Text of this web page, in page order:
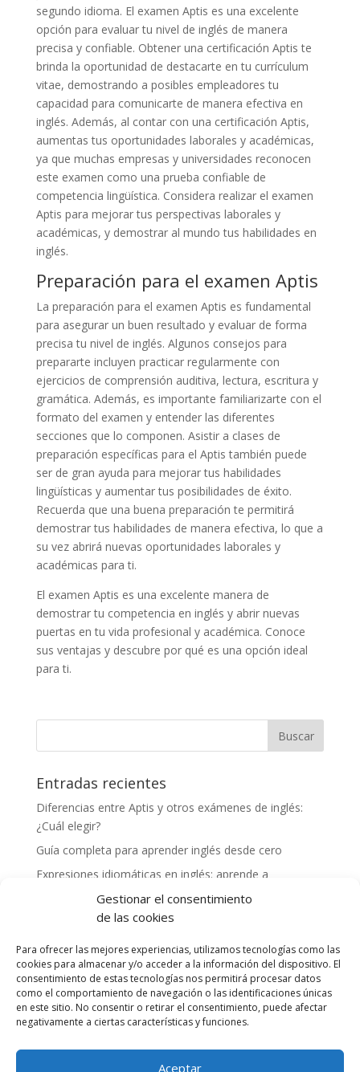
Gestionar el consentimiento
de las cookies
Para ofrecer las mejores experiencias, utilizamos tecnologías como las
cookies para almacenar y/o acceder a la información del dispositivo. El
consentimiento de estas tecnologías nos permitirá procesar datos
como el comportamiento de navegación o las identificaciones únicas
en este sitio. No consentir o retirar el consentimiento, puede afectar
negativamente a ciertas características y funciones.
Aceptar
segundo idioma. El examen Aptis es una excelente
opción para evaluar tu nivel de inglés de manera
precisa y confiable. Obtener una certificación Aptis te
brinda la oportunidad de destacarte en tu currículum
vitae, demostrando a posibles empleadores tu
capacidad para comunicarte de manera efectiva en
inglés. Además, al contar con una certificación Aptis,
aumentas tus oportunidades laborales y académicas,
ya que muchas empresas y universidades reconocen
este examen como una prueba confiable de
competencia lingüística. Considera realizar el examen
Aptis para mejorar tus perspectivas laborales y
académicas, y demostrar al mundo tus habilidades en
inglés.
Preparación para el examen Aptis
La preparación para el examen Aptis es fundamental
para asegurar un buen resultado y evaluar de forma
precisa tu nivel de inglés. Algunos consejos para
prepararte incluyen practicar regularmente con
ejercicios de comprensión auditiva, lectura, escritura y
gramática. Además, es importante familiarizarte con el
formato del examen y entender las diferentes
secciones que lo componen. Asistir a clases de
preparación específicas para el Aptis también puede
ser de gran ayuda para mejorar tus habilidades
lingüísticas y aumentar tus posibilidades de éxito.
Recuerda que una buena preparación te permitirá
demostrar tus habilidades de manera efectiva, lo que a
su vez abrirá nuevas oportunidades laborales y
académicas para ti.
El examen Aptis es una excelente manera de
demostrar tu competencia en inglés y abrir nuevas
puertas en tu vida profesional y académica. Conoce
sus ventajas y descubre por qué es una opción ideal
para ti.
Entradas recientes
Diferencias entre Aptis y otros exámenes de inglés:
¿Cuál elegir?
Guía completa para aprender inglés desde cero
Expresiones idiomáticas en inglés: aprende a
comunicarte como un nativo
Cómo mejorar tu vocabulario en inglés: consejos y
Experiencias exitosas de profesores preparando a
alumnos para el examen Aptis
Comentarios recientes